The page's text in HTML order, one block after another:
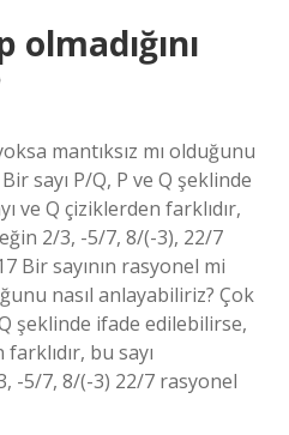
mantıksız mı olduğunu
sayı P/Q, P ve Q şeklinde
ve Q çiziklerden farklıdır,
2/3, -5/7, 8/(-3), 22/7
Bir sayının rasyonel mi
nasıl anlayabiliriz? Çok
şeklinde ifade edilebilirse,
bu sayı
-5/7, 8/(-3) 22/7 rasyonel